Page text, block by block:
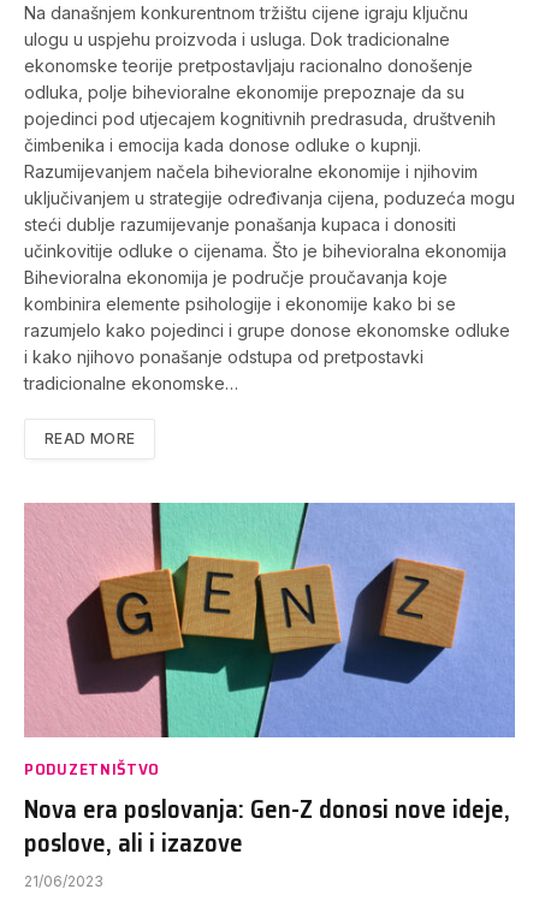
Na današnjem konkurentnom tržištu cijene igraju ključnu
ulogu u uspjehu proizvoda i usluga. Dok tradicionalne
ekonomske teorije pretpostavljaju racionalno donošenje
odluka, polje bihevioralne ekonomije prepoznaje da su
pojedinci pod utjecajem kognitivnih predrasuda, društvenih
čimbenika i emocija kada donose odluke o kupnji.
Razumijevanjem načela bihevioralne ekonomije i njihovim
uključivanjem u strategije određivanja cijena, poduzeća mogu
steći dublje razumijevanje ponašanja kupaca i donositi
učinkovitije odluke o cijenama. Što je bihevioralna ekonomija
Bihevioralna ekonomija je područje proučavanja koje
kombinira elemente psihologije i ekonomije kako bi se
razumjelo kako pojedinci i grupe donose ekonomske odluke
i kako njihovo ponašanje odstupa od pretpostavki
tradicionalne ekonomske…
READ MORE
PODUZETNIŠTVO
Nova era poslovanja: Gen-Z donosi nove ideje,
poslove, ali i izazove
21/06/2023